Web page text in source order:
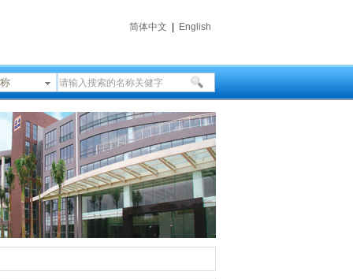
简体中文 English